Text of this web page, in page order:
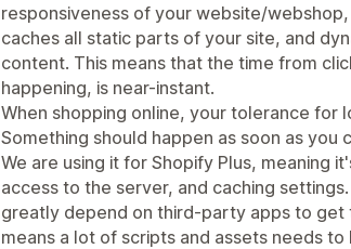
responsiveness of your website/
caches all static parts of your site, and
content. This means that the time from
happening, is near-instant.
When shopping online, your tolerance for
Something should happen as soon as you
We are using it for Shopify Plus, meaning
access to the server, and caching
greatly depend on third-party apps to get
means a lot of scripts and assets needs